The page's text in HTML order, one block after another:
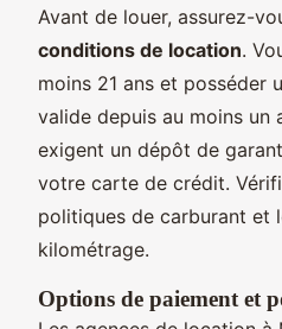
Avant de louer, assurez-
conditions de location.
moins 21 ans et posséder
valide depuis au moins un
exigent un dépôt de
votre carte de crédit.
politiques de carburant et
kilométrage.
Options de paiement et